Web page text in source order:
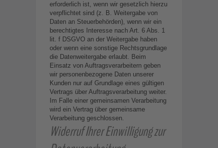
erforderlich ist, wenn wir gesetzlich hierzu
verpflichtet sind (z. B. Weitergabe von
Daten an Steuerbehörden), wenn wir ein
berechtigtes Interesse nach Art. 6 Abs. 1
lit. f DSGVO an der Weitergabe haben
oder wenn eine sonstige Rechtsgrundlage
die Datenweitergabe erlaubt. Beim
Einsatz von Auftragsverarbeitern geben
wir personenbezogene Daten unserer
Kunden nur auf Grundlage eines gültigen
Vertrags über Auftragsverarbeitung weiter.
Im Falle einer gemeinsamen Verarbeitung
wird ein Vertrag über gemeinsame
Verarbeitung geschlossen.
Widerruf Ihrer Einwilligung zur